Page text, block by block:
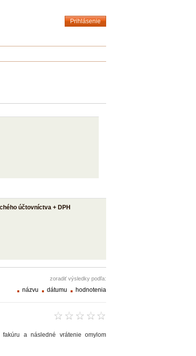
Prihlásenie
účtovníctva + DPH
zoradiť výsledky podľa:
názvu dátumu hodnotenia
fakúru a následné vrátenie omylom